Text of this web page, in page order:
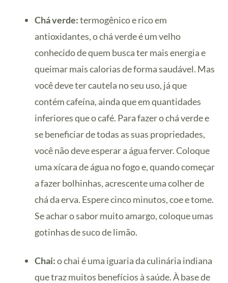
Chá verde:termogênico e rico em
antioxidantes, o chá verde é um velho
conhecido de quem busca ter mais energia e
queimar mais calorias de forma saudável. Mas
você deve ter cautela no seu uso, já que
contém cafeína, ainda que em quantidades
inferiores que o café. Para fazer o chá verde e
se beneficiar de todas as suas propriedades,
você não deve esperar a água ferver. Coloque
uma xícara de água no fogo e, quando começar
a fazer bolhinhas, acrescente uma colher de
chá da erva. Espere cinco minutos, coe e tome.
Se achar o sabor muito amargo, coloque umas
gotinhas de suco de limão.
Chai:o chai é uma iguaria da culinária indiana
que traz muitos benefícios à saúde. À base de